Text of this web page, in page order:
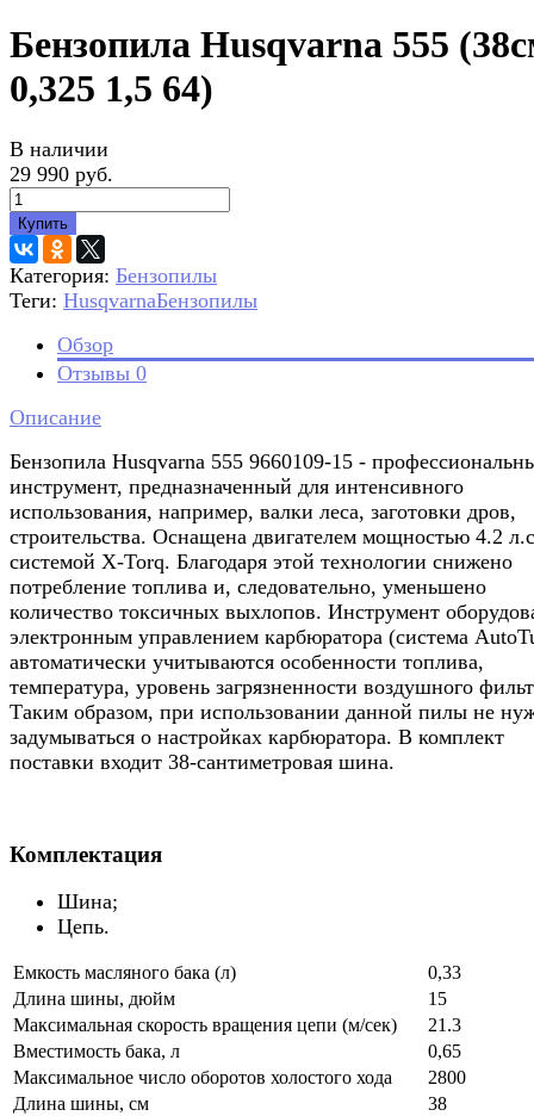
Бензопила Husqvarna 555
0,325 1,5 64)
В наличии
29 990 руб.
Купить
Категория: Бензопилы
Теги: НusqvarnaБензопилы
Обзор
Отзывы 0
Описание
Бензопила Husqvarna 555 9660109-15 -
инструмент, предназначенный для интенсивного
использования, например, валки леса, заготовки дров,
строительства. Оснащена двигателем мощностью 4.2
системой X-Torq. Благодаря этой технологии снижено
потребление топлива и, следовательно, уменьшено
количество токсичных выхлопов. Инструмент
электронным управлением карбюратора (система
автоматически учитываются особенности топлива,
температура, уровень загрязненности воздушного
Таким образом, при использовании данной пилы не
задумываться о настройках карбюратора. В комплект
поставки входит 38-сантиметровая шина.
Комплектация
Шина;
Цепь.
Емкость масляного бака (л)
0,33
Длина шины, дюйм
15
Максимальная скорость вращения цепи (м/сек)
21.3
Вместимость бака, л
0,65
Максимальное число оборотов холостого хода
2800
Длина шины, см
38